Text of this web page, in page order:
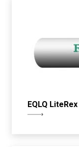
EQLQ LiteRex